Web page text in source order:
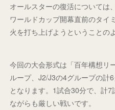
オールスターの復活については
ワールドカップ開幕直前のタイ
火を打ち上げようということの
今回の大会形式は「百年構想リ
ループ、J2/J3の4グループの計
となります。1試合30分で、計
ながらも厳しい戦いです。